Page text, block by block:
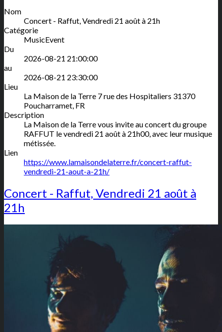
Nom
Concert - Raffut, Vendredi 21 août à 21h
Catégorie
MusicEvent
Du
2026-08-21 21:00:00
au
2026-08-21 23:30:00
Lieu
La Maison de la Terre 7 rue des Hospitaliers 31370
Poucharramet, FR
Description
La Maison de la Terre vous invite au concert du groupe
RAFFUT le vendredi 21 août à 21h00, avec leur musique
métissée.
Lien
https://www.lamaisondelaterre.fr/concert-raffut-
vendredi-21-aout-a-21h/
Concert - Raffut, Vendredi 21 août à
21h